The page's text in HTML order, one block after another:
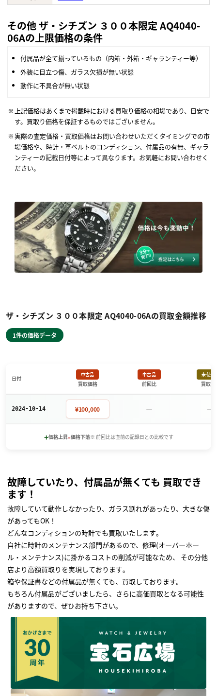
その他 ザ・シチズン ３００本限定 AQ4040-
06Aの上限価格の条件
付属品が全て揃っているもの（内箱・外箱・ギャランティー等）
外装に目立つ傷、ガラス欠損が無い状態
動作に不具合が無い状態
上記価格はあくまで掲載時における買取り価格の相場であり、目安で
す。買取り価格を保証するものではございません。
実際の査定価格・買取価格はお問い合わせいただくタイミングでの市
場価格や、時計・革ベルトのコンディション、付属品の有無、ギャラ
ンティーの記載日付等によって異なります。お気軽にお問い合わせく
ださい。
ザ・シチズン ３００本限定 AQ4040-06Aの買取金額推移
1件の価格データ
日付
中古品
買取価格
中古品
前回比
未使用
買取価
2024-10-14 ¥100,000 － －
+価格上昇-価格下落※ 前回比は直前の記録日との比較です
故障していたり、付属品が無くても 買取でき
ます！
故障していて動作しなかったり、ガラス割れがあったり、大きな傷
があってもOK！
どんなコンディションの時計でも買取いたします｡
自社に時計のメンテナンス部門があるので、修理(オーバーホー
ル・メンテナンス)に掛かるコストの削減が可能なため、 その分他
店より高額買取りを実現しております｡
箱や保証書などの付属品が無くても、買取しております。
もちろん付属品がございましたら、さらに高価買取となる可能性
がありますので、ぜひお持ち下さい｡